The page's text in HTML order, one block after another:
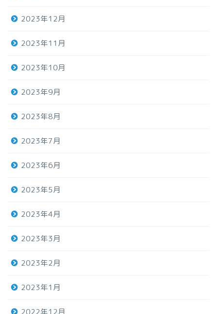
2023年12月
2023年11月
2023年10月
2023年9月
2023年8月
2023年7月
2023年6月
2023年5月
2023年4月
2023年3月
2023年2月
2023年1月
2022年12月